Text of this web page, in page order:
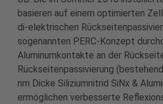
basieren auf einem optimierten
di-elektrischen
sogenannten PERC-Konzept
Aluminumkontakte an der
Rückseitenpassivierung
nm Dicke Siliziumnitrid SiNx &
ermöglichen verbesserte